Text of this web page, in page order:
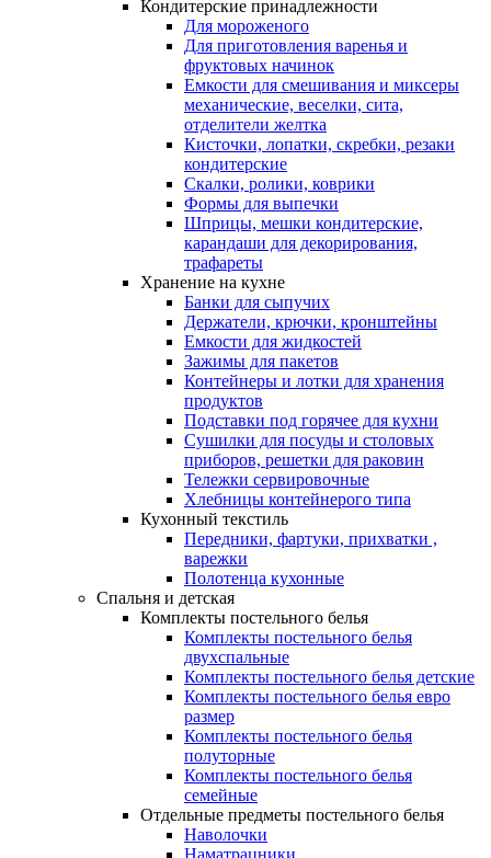
Кондитерские принадлежности
Для мороженого
Для приготовления варенья и
фруктовых начинок
Емкости для смешивания и миксеры
механические, веселки, сита,
отделители желтка
Кисточки, лопатки, скребки, резаки
кондитерские
Скалки, ролики, коврики
Формы для выпечки
Шприцы, мешки кондитерские,
карандаши для декорирования,
трафареты
Хранение на кухне
Банки для сыпучих
Держатели, крючки, кронштейны
Емкости для жидкостей
Зажимы для пакетов
Контейнеры и лотки для хранения
продуктов
Подставки под горячее для кухни
Сушилки для посуды и столовых
приборов, решетки для раковин
Тележки сервировочные
Хлебницы контейнерого типа
Кухонный текстиль
Передники, фартуки, прихватки ,
варежки
Полотенца кухонные
Спальня и детская
Комплекты постельного белья
Комплекты постельного белья
двухспальные
Комплекты постельного белья детские
Комплекты постельного белья евро
размер
Комплекты постельного белья
полуторные
Комплекты постельного белья
семейные
Отдельные предметы постельного белья
Наволочки
Наматрацники